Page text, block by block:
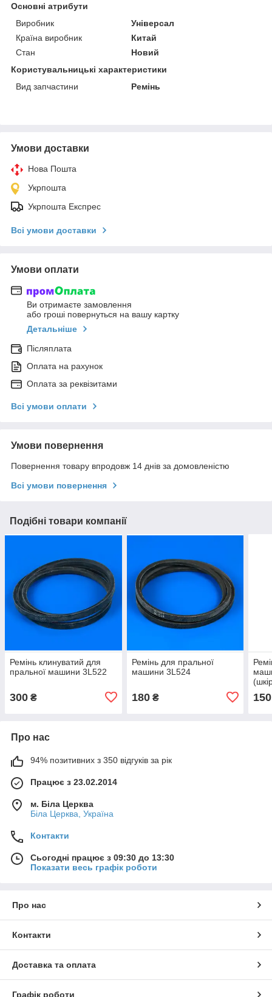
Основні атрибути
Виробник
Універсал
Країна виробник
Китай
Стан
Новий
Користувальницькі характеристики
Вид запчастини
Ремінь
Умови доставки
Нова Пошта
Укрпошта
Укрпошта Експрес
Всі умови доставки
Умови оплати
Ви отримаєте замовлення
або гроші повернуться на вашу картку
Детальніше
Післяплата
Оплата на рахунок
Оплата за реквізитами
Всі умови оплати
Умови повернення
Повернення товару впродовж 14 днів за домовленістю
Всі умови повернення
Подібні товари компанії
Ремінь клинуватий для
пральної машини 3L522
300 ₴
Ремінь для пральної
машини 3L524
180₴ 150
Про нас
94% позитивних з 350 відгуків за рік
Працює з 23.02.2014
м. Біла Церква
Біла Церква, Україна
Контакти
Сьогодні працює з 09:30 до 13:30
Показати весь графік роботи
Про нас
Контакти
Доставка та оплата
Графік роботи